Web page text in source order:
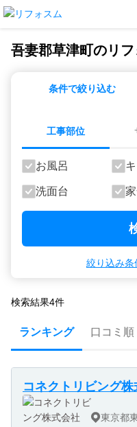
吾妻郡草津町のリ
条件で絞り込む
工事部位
お風呂
洗面台
絞り込み条
検索結果4件
ランキング 口コミ順
コネクトリビング株
東京都